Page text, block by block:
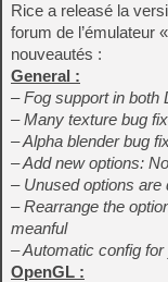
Rice a releasé la
forum de l’émulateur
nouveautés :
General :
– Fog support in both
– Many texture bug
– Alpha blender bug
– Add new options:
– Unused options are
– Rearrange the
meanful
– Automatic config
OpenGL :